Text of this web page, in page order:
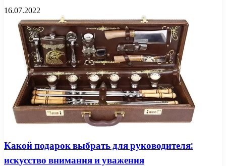
16.07.2022
Какой подарок выбрать для руководителя:
искусство внимания и уважения